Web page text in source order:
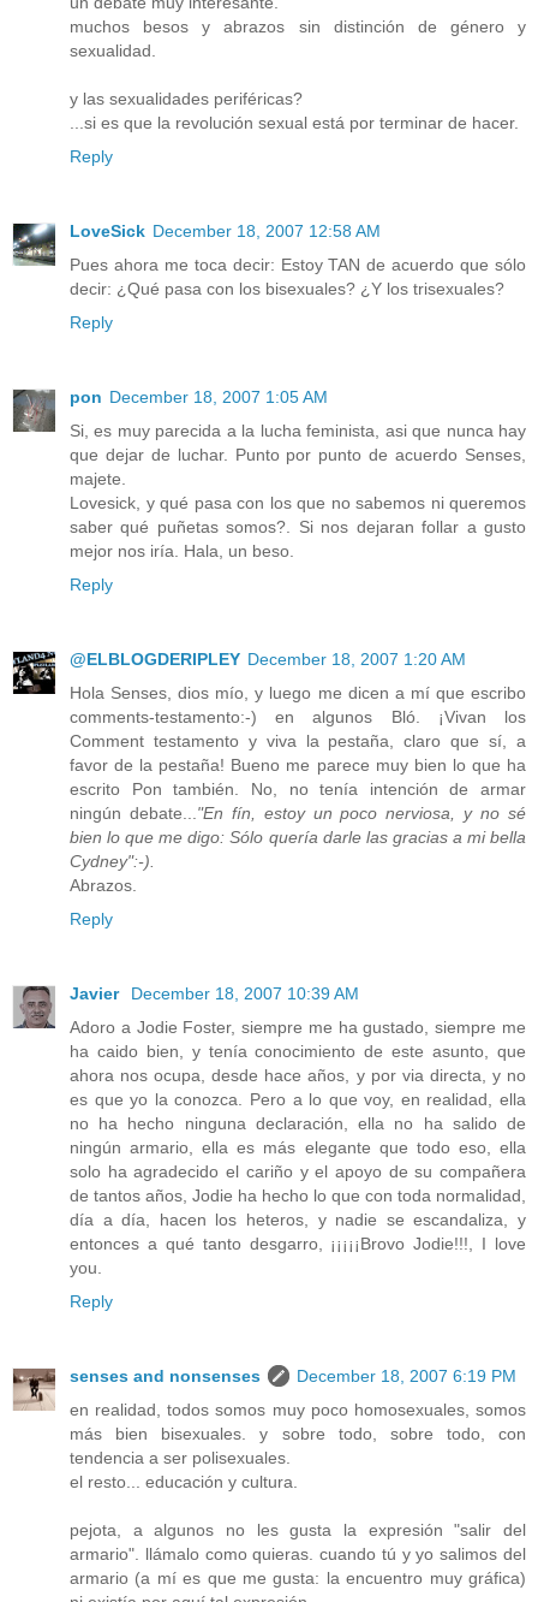
muchos besos y abrazos sin distinción de género y
sexualidad.
y las sexualidades periféricas?
...si es que la revolución sexual está por terminar de hacer.
Reply
LoveSick December 18, 2007 12:58 AM
Pues ahora me toca decir: Estoy TAN de acuerdo que sólo
decir: ¿Qué pasa con los bisexuales? ¿Y los trisexuales?
Reply
pon December 18, 2007 1:05 AM
Si, es muy parecida a la lucha feminista, asi que nunca hay
que dejar de luchar. Punto por punto de acuerdo Senses,
majete.
Lovesick, y qué pasa con los que no sabemos ni queremos
saber qué puñetas somos?. Si nos dejaran follar a gusto
mejor nos iría. Hala, un beso.
Reply
@ELBLOGDERIPLEY December 18, 2007 1:20 AM
Hola Senses, dios mío, y luego me dicen a mí que escribo
comments-testamento:-) en algunos Bló. ¡Vivan los
Comment testamento y viva la pestaña, claro que sí, a
favor de la pestaña! Bueno me parece muy bien lo que ha
escrito Pon también. No, no tenía intención de armar
ningún debate... "En fín, estoy un poco nerviosa, y no sé
bien lo que me digo: Sólo quería darle las gracias a mi bella
Cydney":-).
Abrazos.
Reply
Javier
December 18, 2007 10:39 AM
Adoro a Jodie Foster, siempre me ha gustado, siempre me
ha caido bien, y tenía conocimiento de este asunto, que
ahora nos ocupa, desde hace años, y por via directa, y no
es que yo la conozca. Pero a lo que voy, en realidad, ella
no ha hecho ninguna declaración, ella no ha salido de
ningún armario, ella es más elegante que todo eso, ella
solo ha agradecido el cariño y el apoyo de su compañera
de tantos años, Jodie ha hecho lo que con toda normalidad,
día a día, hacen los heteros, y nadie se escandaliza, y
entonces a qué tanto desgarro, ¡¡¡¡¡Brovo Jodie!!!, I love
you.
Reply
senses and nonsenses
December 18, 2007 6:19 PM
en realidad, todos somos muy poco homosexuales, somos
más bien bisexuales. y sobre todo, sobre todo, con
tendencia a ser polisexuales.
el resto... educación y cultura.
pejota, a algunos no les gusta la expresión "salir del
armario". llámalo como quieras. cuando tú y yo salimos del
armario (a mí es que me gusta: la encuentro muy gráfica)